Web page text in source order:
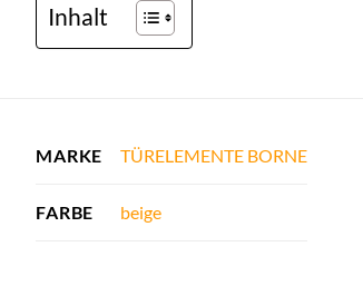
Inhalt
MARKE TÜRELEMENTE BORNE
FARBE beige